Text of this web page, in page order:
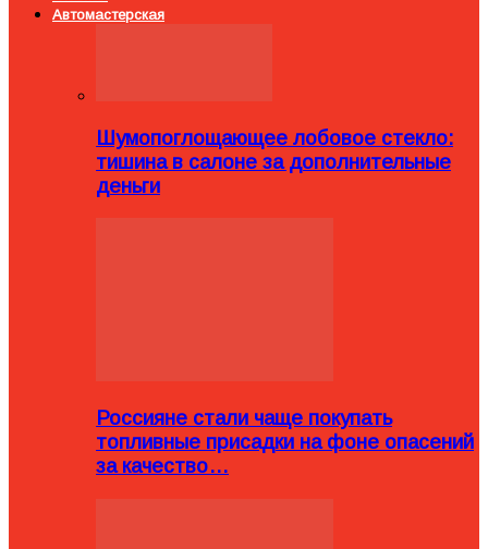
Автомастерская
Шумопоглощающее лобовое стекло:
тишина в салоне за дополнительные
деньги
Россияне стали чаще покупать
топливные присадки на фоне опасений
за качество…